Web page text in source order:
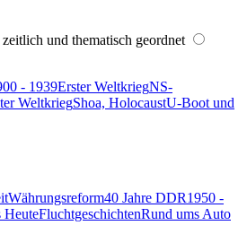
und thematisch geordnet
- 1939Erster WeltkriegNS-
WeltkriegShoa, HolocaustU-Boot und
Währungsreform40 Jahre DDR1950 -
HeuteFluchtgeschichtenRund ums Auto